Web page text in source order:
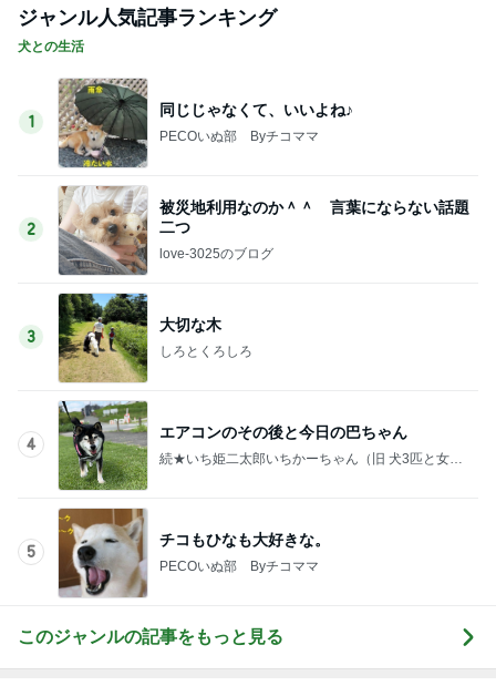
ジャンル人気記事ランキング
犬との生活
1
同じじゃなくて、いいよね♪
PECOいぬ部 Byチコママ
2
被災地利用なのか＾＾ 言葉にならない話題
二つ
love-3025のブログ
3
大切な木
しろとくろしろ
4
エアコンのその後と今日の巴ちゃん
続★いち姫二太郎いちかーちゃん（旧 犬3匹と女一
5
チコもひなも大好きな。
PECOいぬ部 Byチコママ
このジャンルの記事をもっと見る